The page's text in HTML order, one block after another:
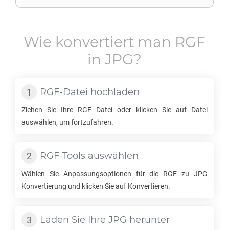
Wie konvertiert man RGF
in JPG?
RGF-Datei hochladen
Ziehen Sie Ihre RGF Datei oder klicken Sie auf Datei
auswählen, um fortzufahren.
RGF-Tools auswählen
Wählen Sie Anpassungsoptionen für die RGF zuJPG
Konvertierung und klicken Sie auf Konvertieren.
Laden Sie Ihre JPG herunter